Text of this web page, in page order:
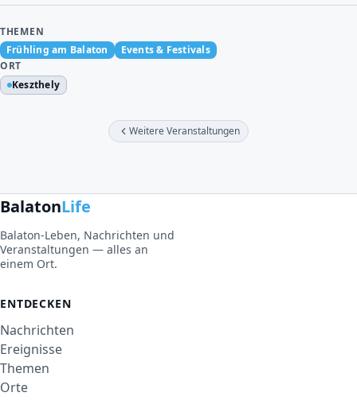
THEMEN
Frühling am Balaton
Events & Festivals
ORT
Keszthely
Weitere Veranstaltungen
BalatonLife
Balaton-Leben, Nachrichten und
Veranstaltungen — alles an
einem Ort.
ENTDECKEN
Nachrichten
Ereignisse
Themen
Orte